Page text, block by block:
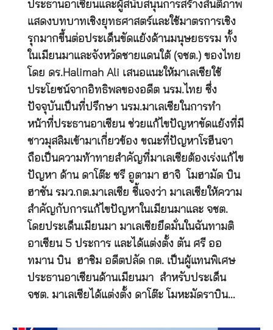
ประธานอาเซียนและผู้สนับสนุนการสร้างสันติภาพ
แสดงบทบาทเชิงยุทธศาสตร์และใช้มาตรการเชิง
รุกมากขึ้นต่อประเด็นขัดแย้งด้านมนุษยธรรม ทั้ง
ในเมียนมาและจังหวัดชายแดนใต้ (จชต.) ของไทย
โดย ดร.Halimah Ali เสนอแนะให้มาเลเซียใช้
ประโยชน์จากอิทธิพลของอดีต นรม.ไทย ซึ่ง
ปัจจุบันเป็นที่ปรึกษา นรม.มาเลเซียในการทำ
หน้าที่ประธานอาเซียน ช่วยแก้ไขปัญหาขัดแย้งที่มี
ชาวมุสลิมเข้ามาเกี่ยวข้อง ขณะที่ปัญหาโรฮีนจา
ถือเป็นความท้าทายสำคัญที่มาเลเซียต้องเร่งแก้ไข
ปัญหา ด้าน ดาโต๊ะ ซรี อูตามา ฮาจิ โมฮามัด บิน
ฮาซัน รมว.กต.มาเลเซีย ชี้แจงว่า มาเลเซียให้ความ
สำคัญกับการแก้ไขปัญหาในเมียนมาและ จชต.
โดยประเด็นเมียนมา มาเลเซียยึดมั่นในฉันทามติ
อาเซียน 5 ประการ และได้แต่งตั้ง ตัน ศรี ออ
ทมาน บิน ฮาชิม อดีตปลัด กต. เป็นผู้แทนพิเศษ
ประธานอาเซียนด้านเมียนมา สำหรับประเด็น
จชต. มาเลเซียได้แต่งตั้ง ดาโต๊ะ โมหะมัดราบิน…